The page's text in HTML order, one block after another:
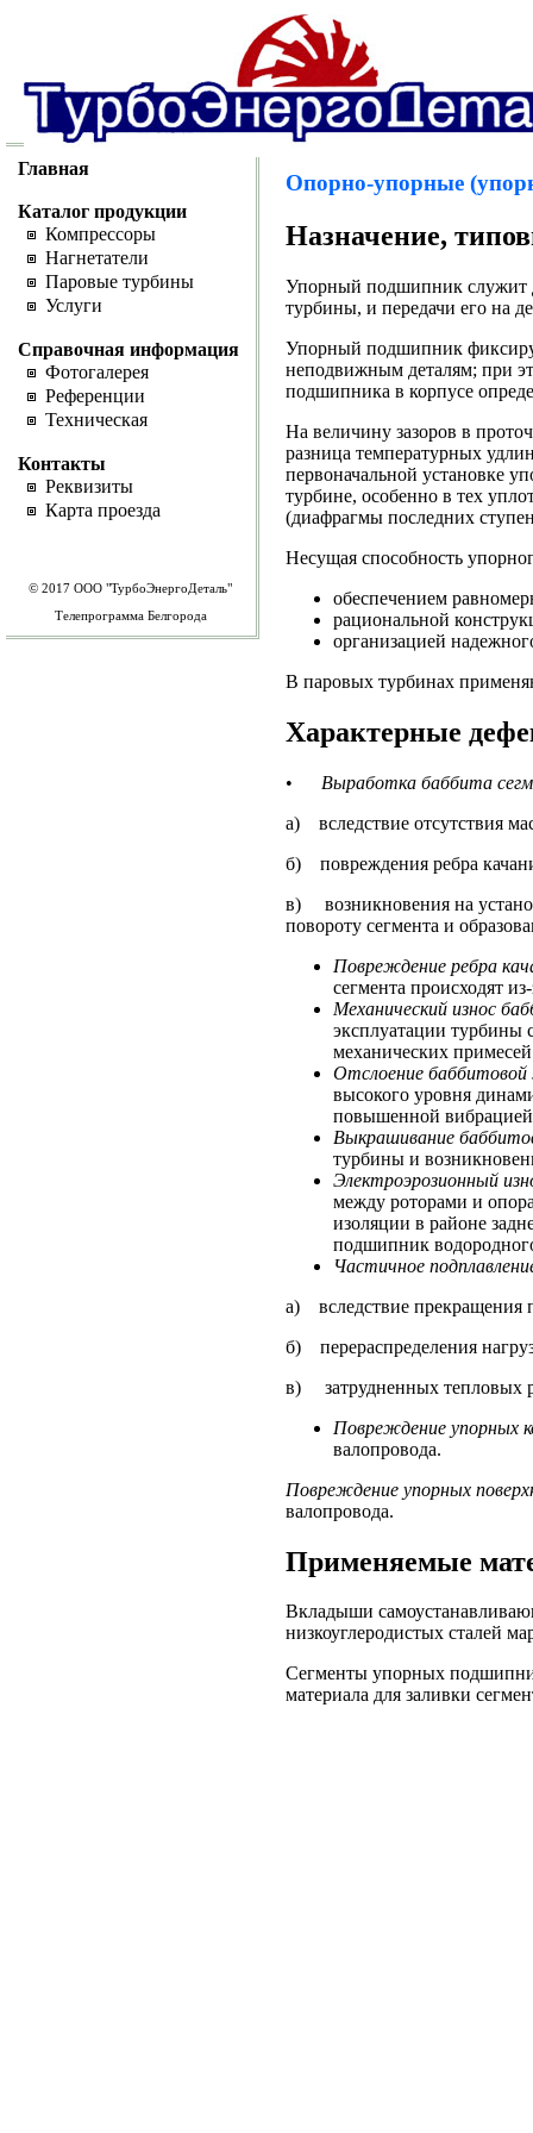
Главная
Каталог продукции
Компрессоры
Нагнетатели
Паровые турбины
Услуги
Справочная информация
Фотогалерея
Референции
Техническая
Контакты
Реквизиты
Карта проезда
© 2017ООО "ТурбоЭнергоДеталь"
Телепрограмма Белгорода
Опорно-упорные
Назначение,
Упорный подшипник служит
турбины, и передачи его на
Упорный подшипник
неподвижным деталям; при
подшипника в корпусе
На величину зазоров в
разница температурных
первоначальной установке
турбине, особенно в тех
(диафрагмы последних
Несущая способность
обеспечением
рациональной
организацией
В паровых турбинах
Характерные
• Выработка баббита
а) вследствие отсутствия
б) повреждения ребра
в) возникновения на
повороту сегмента и
Повреждение ребра
сегмента происходят
Механический износ
эксплуатации
механических
Отслоение баббитовой
высокого уровня
повышенной
Выкрашивание
турбины и
Электроэрозионный
между роторами и
изоляции в районе
подшипник
Частичное
а) вследствие прекращения
б) перераспределения
в) затрудненных тепловых
Повреждение упорных
валопровода.
Повреждение упорных
валопровода.
Применяемые
Вкладыши
низкоуглеродистых сталей
Сегменты упорных
материала для заливки